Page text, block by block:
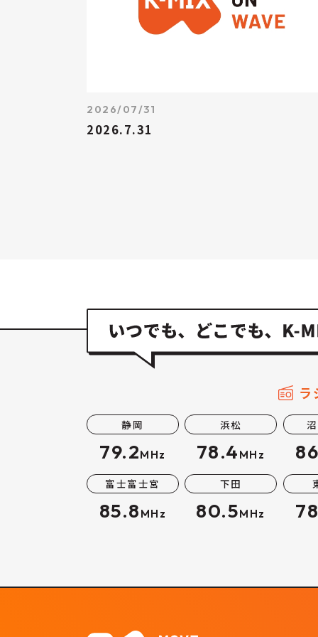
2026/07/31
2026.7.31
ラ
静岡
79.2MHz
浜松
78.4 MHz
富士富士宮
85.8 MHz
下田
80.5MHz